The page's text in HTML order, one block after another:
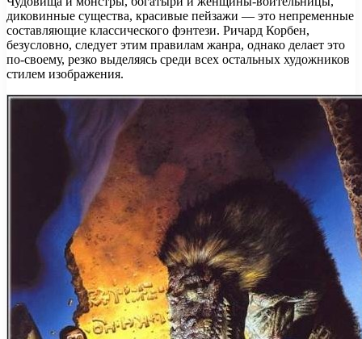
диковинные существа, красивые пейзажи — это непременные
составляющие классического фэнтези. Ричард Корбен,
безусловно, следует этим правилам жанра, однако делает это
по-своему, резко выделяясь среди всех остальных художников
стилем изображения.